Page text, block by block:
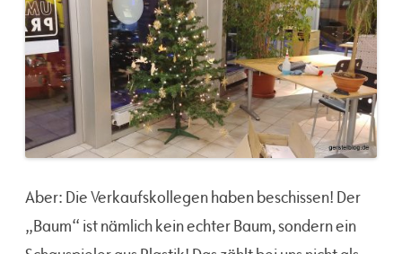
Aber: Die Verkaufskollegen haben beschissen! Der
„Baum“ ist nämlich kein echter Baum, sondern ein